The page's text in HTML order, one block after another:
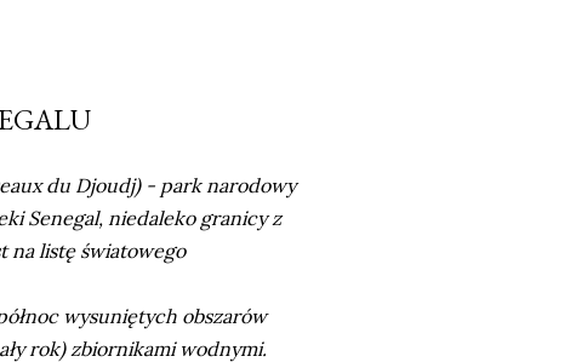
du Djoudj) - park narodowy
Senegal, niedaleko granicy z
na listę światowego
wysuniętych obszarów
rok) zbiornikami wodnymi.